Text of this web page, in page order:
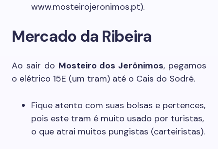
www.mosteirojeronimos.pt).
Mercado da Ribeira
Ao sair do Mosteiro dos Jerônimos, pegamos
o elétrico 15E (um tram) até o Cais do Sodré.
Fique atento com suas bolsas e pertences,
pois este tram é muito usado por turistas,
o que atrai muitos pungistas (carteiristas).